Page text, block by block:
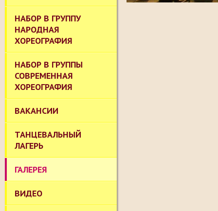
НАБОР В ГРУППУ
НАРОДНАЯ
ХОРЕОГРАФИЯ
НАБОР В ГРУППЫ
СОВРЕМЕННАЯ
ХОРЕОГРАФИЯ
ВАКАНСИИ
ТАНЦЕВАЛЬНЫЙ
ЛАГЕРЬ
ГАЛЕРЕЯ
ВИДЕО